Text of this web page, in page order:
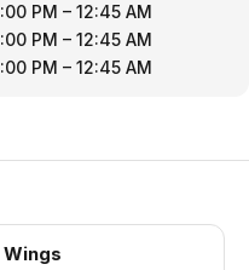
PM – 12:45 AM
PM – 12:45 AM
PM – 12:45 AM